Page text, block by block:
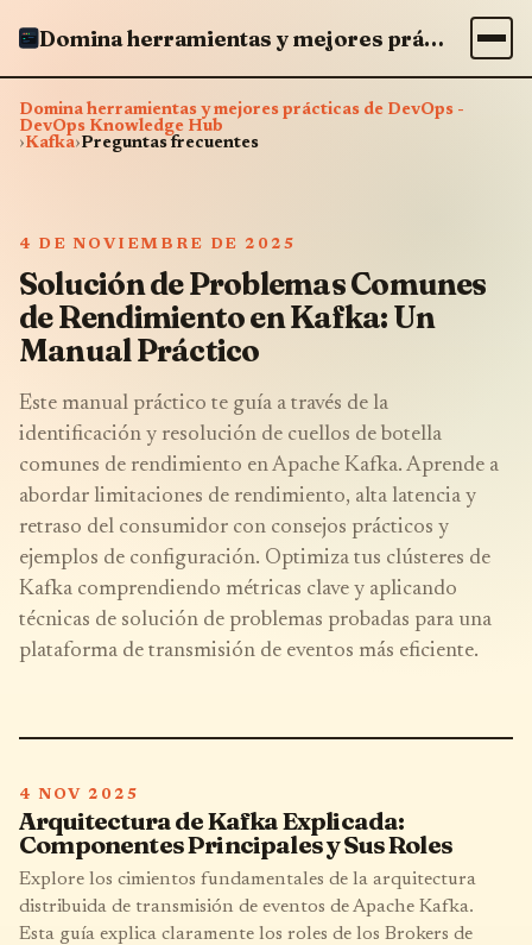
Domina herramientas y mejores prácticas de DevOps - DevOps Knowledge Hub
Domina herramientas y mejores prácticas de DevOps -
DevOps Knowledge Hub
›Kafka›Preguntas frecuentes
4 DE NOVIEMBRE DE 2025
Solución de Problemas Comunes
de Rendimiento en Kafka: Un
Manual Práctico
Este manual práctico te guía a través de la
identificación y resolución de cuellos de botella
comunes de rendimiento en Apache Kafka. Aprende a
abordar limitaciones de rendimiento, alta latencia y
retraso del consumidor con consejos prácticos y
ejemplos de configuración. Optimiza tus clústeres de
Kafka comprendiendo métricas clave y aplicando
técnicas de solución de problemas probadas para una
plataforma de transmisión de eventos más eficiente.
4 NOV 2025
Arquitectura de Kafka Explicada:
Componentes Principales y Sus Roles
Explore los cimientos fundamentales de la arquitectura
distribuida de transmisión de eventos de Apache Kafka.
Esta guía explica claramente los roles de los Brokers de